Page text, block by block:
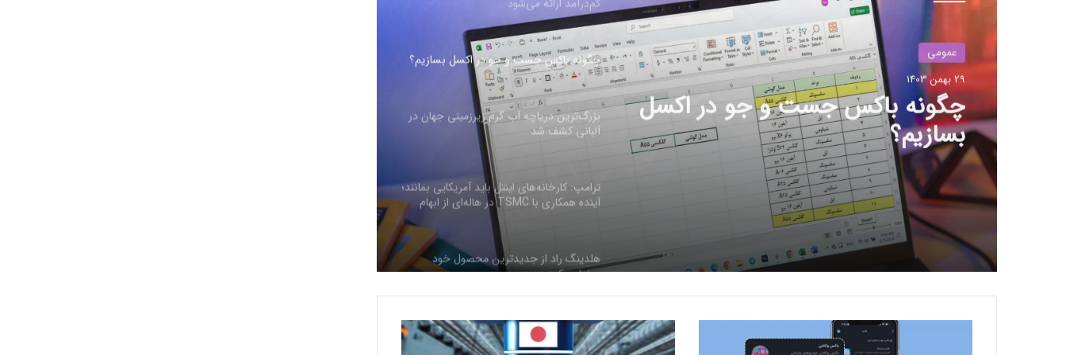
عمومی
29 بهمن 1403
بزرگ‌ترین دریاچه آب گرم زیرزمینی
جهان در آلبانی کشف شد
بزرگ‌ترین دریاچه آب گرم زیرزمینی جهان در
آلبانی کشف شد
ترامپ: کارخانه‌های اینتل باید آمریکایی بمانند؛
آینده همکاری با TSMC در هاله‌ای از ابهام
هلدینگ راد از جدیدترین محصول خود
رونمایی کرد
فرم‌ور باتری در گوشی‌های شیائومی با
سیستم‌عامل HyperOS 2.0 به‌روزرسانی
مخفی دریافت کرد
بیشتر مواد با حرارت‌دادن نرم می‌شوند؛ پس
چرا تخم مرغ سفت می‌شود؟
ص
ع